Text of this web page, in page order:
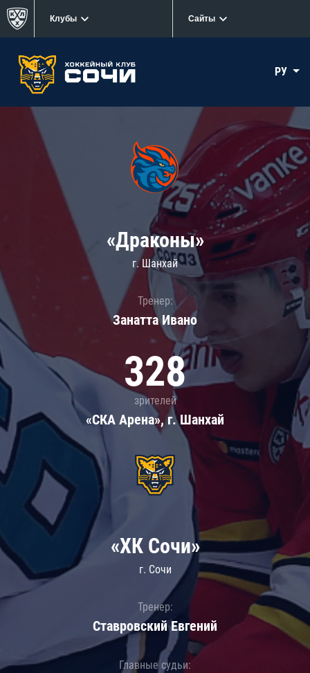
Клубы Сайты
РУ
«Драконы»
г. Шанхай
Тренер:
Занатта Иванo
328
зрителей
«СКА Арена», г. Шанхай
«ХК Сочи»
г. Сочи
Тренер:
Ставровский Евгений
Главные судьи: